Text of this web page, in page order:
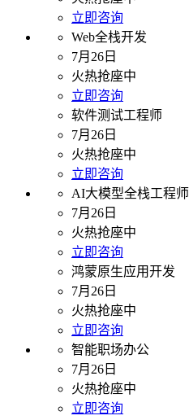
立即咨询
Web全栈开发
7月26日
火热抢座中
立即咨询
软件测试工程师
7月26日
火热抢座中
立即咨询
AI大模型全栈工程师
7月26日
火热抢座中
立即咨询
鸿蒙原生应用开发
7月26日
火热抢座中
立即咨询
智能职场办公
7月26日
火热抢座中
立即咨询